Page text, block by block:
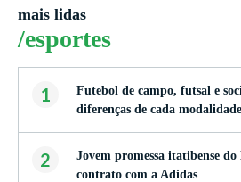
mais lidas
/esportes
1
Futebol de campo, futsal e
diferenças de cada
2
Jovem promessa itatibense do
contrato com a Adidas